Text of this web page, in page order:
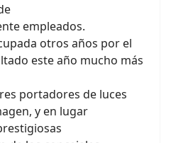
empleados.
otros años por el
este año mucho más
portadores de luces
y en lugar